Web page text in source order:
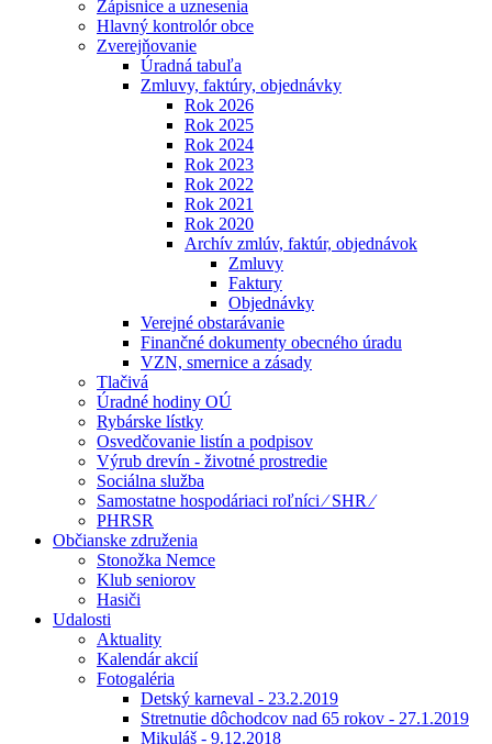
Zápisnice a uznesenia
Hlavný kontrolór obce
Zverejňovanie
Úradná tabuľa
Zmluvy, faktúry, objednávky
Rok 2026
Rok 2025
Rok 2024
Rok 2023
Rok 2022
Rok 2021
Rok 2020
Archív zmlúv, faktúr, objednávok
Zmluvy
Faktury
Objednávky
Verejné obstarávanie
Finančné dokumenty obecného úradu
VZN, smernice a zásady
Tlačivá
Úradné hodiny OÚ
Rybárske lístky
Osvedčovanie listín a podpisov
Výrub drevín - životné prostredie
Sociálna služba
Samostatne hospodáriaci roľníci ⁄ SHR ⁄
PHRSR
Občianske združenia
Stonožka Nemce
Klub seniorov
Hasiči
Udalosti
Aktuality
Kalendár akcií
Fotogaléria
Detský karneval - 23.2.2019
Stretnutie dôchodcov nad 65 rokov - 27.1.2019
Mikuláš - 9.12.2018